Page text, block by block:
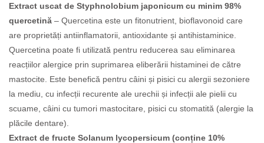
Extract uscat de Styphnolobium japonicum cu minim 98%
quercetină – Quercetina este un fitonutrient, bioflavonoid care
are proprietăți antiinflamatorii, antioxidante și antihistaminice.
Quercetina poate fi utilizată pentru reducerea sau eliminarea
reacțiilor alergice prin suprimarea eliberării histaminei de către
mastocite. Este benefică pentru câini și pisici cu alergii sezoniere
la mediu, cu infecții recurente ale urechii și infecții ale pielii cu
scuame, câini cu tumori mastocitare, pisici cu stomatită (alergie la
plăcile dentare).
Extract de fructe Solanum lycopersicum (conține 10%